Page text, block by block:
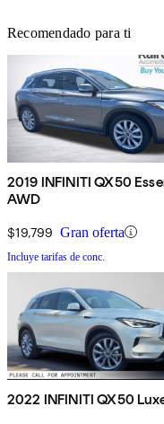
Recomendado para ti
2019 INFINITI QX50
AWD
$19,799 Gran oferta
Incluye tarifas de conc.
2022 INFINITI QX50